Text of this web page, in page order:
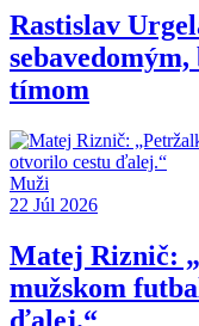
Rastislav
tímom
Muži
22 Júl 2026
Matej Riznič:
mužskom